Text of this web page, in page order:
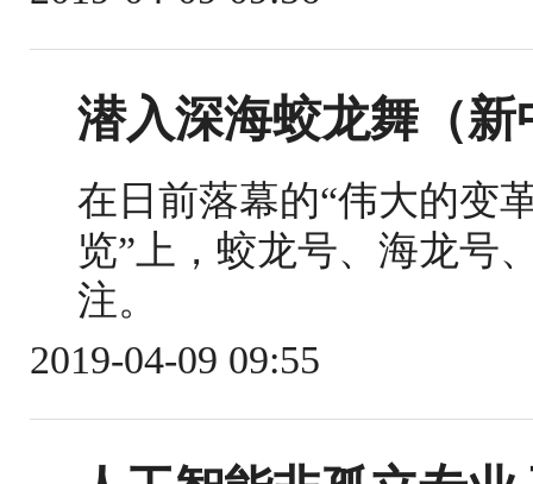
潜入深海蛟龙舞（新
在日前落幕的“伟大的
览”上，蛟龙号、海龙号
注。
2019-04-09 09:55